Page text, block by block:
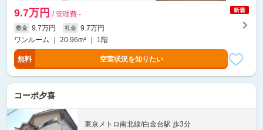
9.7万円 / 管理費 -
敷金 9.7万円 礼金
9.7万円
ワンルーム ｜ 20.96m² ｜ 1階
無料 空室状況を知りたい
コーポ夕喜
東京メトロ南北線/白金台駅 歩3分